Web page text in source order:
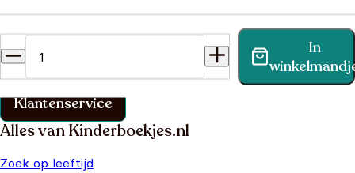
In
Vind binnen no-time antwoord op je vraag op onze
klantenservice pagina.
Klantenservice
Alles van Kinderboekjes.nl
Zoek op leeftijd